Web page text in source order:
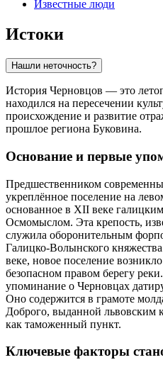
Известные люди
Истоки
Нашли неточность?
История Черновцов — это
находился на пересечении
происхождение и развитие
прошлое региона Буковина.
Основание и первые
Предшественником
укреплённое поселение на
основанное в XII веке
Осмомыслом. Эта крепость,
служила оборонительным
Галицко-Волынского
веке, новое поселение
безопасном правом берегу
упоминание о Черновцах
Оно содержится в грамоте
Доброго, выданной львовским
как таможенный пункт.
Ключевые факторы